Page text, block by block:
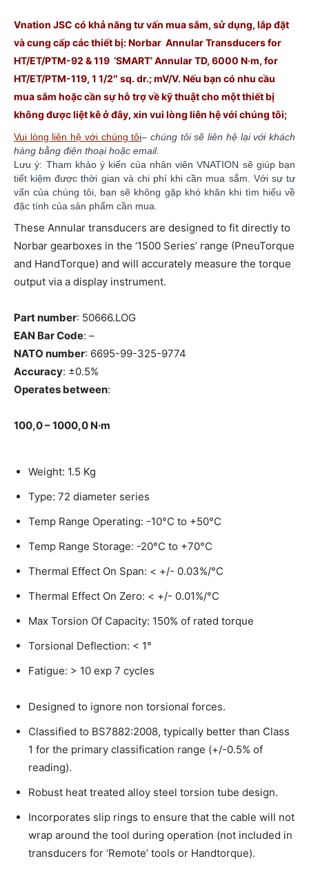
Vnation JSC có khả năng tư vấn mua sắm, sử dụng, lắp đặt
và cung cấp các thiết bị: Norbar Annular Transducers for
HT/ET/PTM-92 & 119 ‘SMART’ Annular TD, 6000 N·m, for
HT/ET/PTM-119, 1 1/2″ sq. dr.; mV/V. Nếu bạn có nhu cầu
mua sắm hoặc cần sự hỗ trợ về kỹ thuật cho một thiết bị
không được liệt kê ở đây, xin vui lòng liên hệ với chúng tôi;
Vui lòng liên hệ với chúng tôi–chúng tôi sẽ liên hệ lại với khách
hàng bằng điện thoại hoặc email.
Lưu ý: Tham khảo ý kiến của nhân viên VNATION sẽ giúp bạn
tiết kiệm được thời gian và chi phí khi cần mua sắm. ​​Với sự tư
vấn của chúng tôi, bạn sẽ không gặp khó khăn khi tìm hiểu về
đặc tính của sản phẩm cần mua.
These Annular transducers are designed to fit directly to
Norbar gearboxes in the ‘1500 Series’ range (PneuTorque
and HandTorque) and will accurately measure the torque
output via a display instrument.
Part number: 50666.LOG
EAN Bar Code: –
NATO number: 6695-99-325-9774
Accuracy: ±0.5%
Operates between:
100,0 – 1000,0 N·m
Weight: 1.5 Kg
Type: 72 diameter series
Temp Range Operating: -10°C to +50°C
Temp Range Storage: -20°C to +70°C
Thermal Effect On Span: < +/- 0.03%/°C
Thermal Effect On Zero: < +/- 0.01%/°C
Max Torsion Of Capacity: 150% of rated torque
Torsional Deflection: < 1°
Fatigue: > 10 exp 7 cycles
Designed to ignore non torsional forces.
Classified to BS7882:2008, typically better than Class
1 for the primary classification range (+/-0.5% of
reading).
Robust heat treated alloy steel torsion tube design.
Incorporates slip rings to ensure that the cable will not
wrap around the tool during operation (not included in
transducers for ‘Remote’ tools or Handtorque).